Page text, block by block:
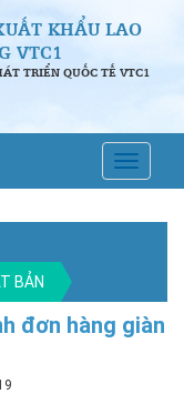
KHẨU LAO
VTC1
TRIỂN QUỐC TẾ VTC1
BẢN
đơn hàng giàn